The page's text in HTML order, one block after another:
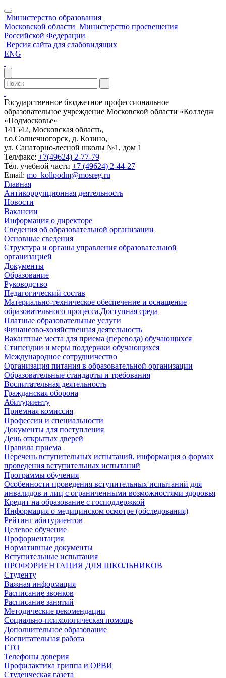
Министерство образования
Московской области Министерство просвещения
Российской Федерации
Версия сайта для слабовидящих
ENG
Государственное бюджетное профессиональное
образовательное учреждение Московской области «Колледж
«Подмосковье»
141542, Московская область,
г.о.Солнечногорск, д. Козино,
ул. Санаторно-лесной школы №1, дом 1
Тел/факс: +7(49624) 2-77-79
Тел. учебной части +7 (49624) 2-44-27
Email: mo_kollpodm@mosreg.ru
Главная
Антикоррупционная деятельность
Новости
Вакансии
Информация о директоре
Сведения об образовательной организации
Основные сведения
Структура и органы управления образовательной
организацией
Документы
Образование
Руководство
Педагогический состав
Материально-техническое обеспечение и оснащение
образовательного процесса.Доступная среда
Платные образовательные услуги
Финансово-хозяйственная деятельность
Вакантные места для приема (перевода) обучающихся
Стипендии и меры поддержки обучающихся
Международное сотрудничество
Организация питания в образовательной организации
Образовательные стандарты и требования
Воспитательная деятельность
Гражданская оборона
Абитуриенту
Приемная комиссия
Профессии и специальности
Документы для поступления
День открытых дверей
Правила приема
Перечень вступительных испытаний, информация о формах
проведения вступительных испытаний
Программы обучения
Особенности проведения вступительных испытаний для
инвалидов и лиц с ограниченными возможностями здоровья
Кредит на образование с господдержкой
Информация о медицинском осмотре (обследования)
Рейтинг абитуриентов
Целевое обучение
Профориентация
Нормативные документы
Вступительные испытания
ПРОФОРИЕНТАЦИЯ ДЛЯ ШКОЛЬНИКОВ
Студенту
Важная информация
Расписание звонков
Расписание занятий
Методические рекомендации
Социально-психологическая помощь
Дополнительное образование
Воспитательная работа
ГТО
Телефоны доверия
Профилактика гриппа и ОРВИ
Cтуденческая газета